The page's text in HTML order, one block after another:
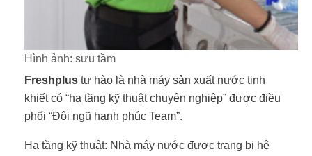
Hình ảnh: sưu tầm
Freshplus tự hào là nhà máy sản xuất nước tinh
khiết có “hạ tầng kỹ thuật chuyên nghiệp” được điều
phối “Đội ngũ hạnh phúc Team”.
Hạ tầng kỹ thuật: Nhà máy nước được trang bị hệ